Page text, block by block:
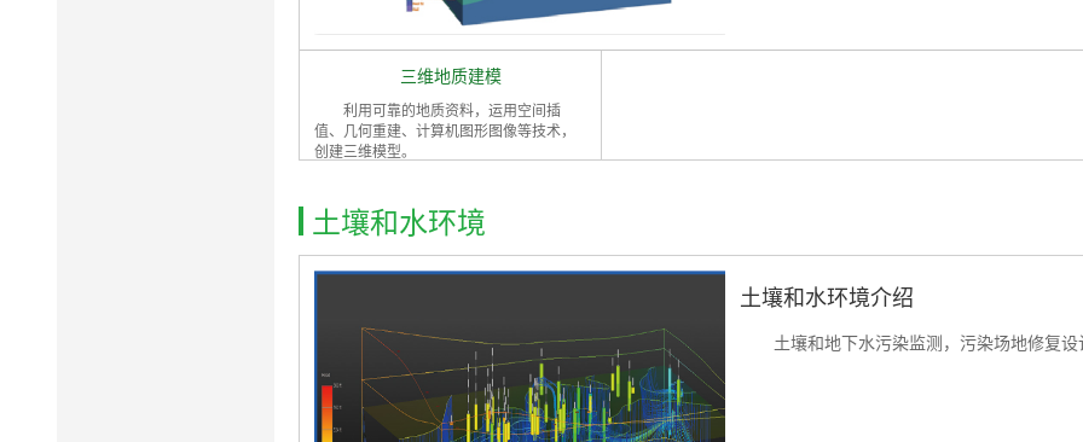
三维地质建模
利用可靠的地质资料，运用空间插
值、几何重建、计算机图形图像等技术，
创建三维模型。
土壤和水环境
土壤和水环境介绍
土壤和地下水污染监测，污染场地修复设